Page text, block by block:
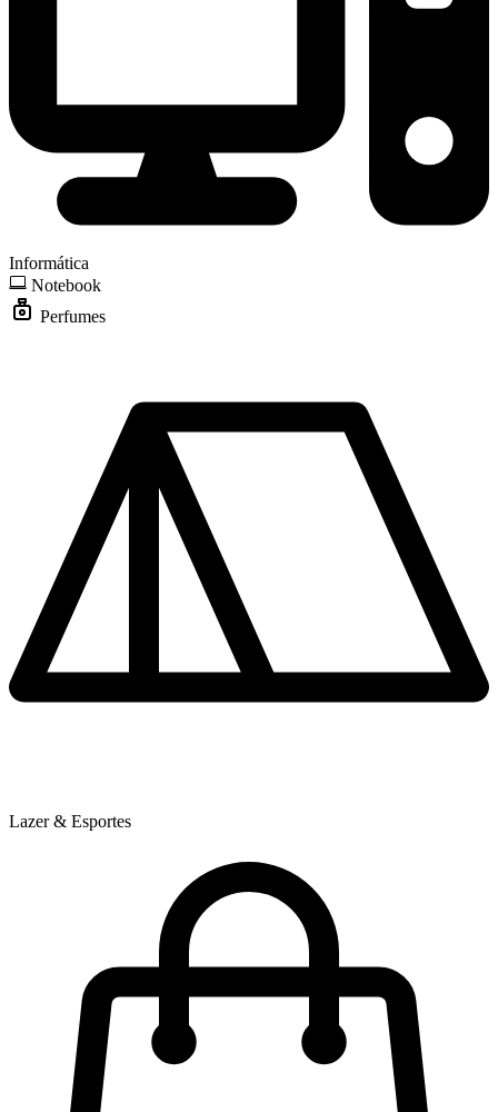
Informática
Notebook
Perfumes
Lazer & Esportes